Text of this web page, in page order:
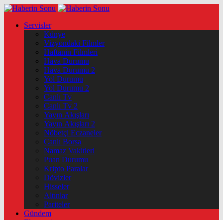
Servisler
Künye
Vizyondaki Filmler
Haftanin Filmleri
Hava Durumu
Hava Durumu 2
Yol Durumu
Yol Durumu 2
Canlı Tv
Canlı Tv 2
Yayın Akışları
Yayın Akışları 2
Nöbetçi Eczaneler
Canlı Borsa
Namaz Vakitleri
Puan Durumu
Kripto Paralar
Dövizler
Hisseler
Altınlar
Pariteler
Gündem